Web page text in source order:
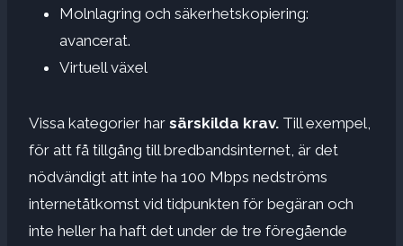
Molnlagring och säkerhetskopiering:
avancerat.
Virtuell växel
Vissa kategorier har särskilda krav. Till exempel,
för att få tillgång till bredbandsinternet, är det
nödvändigt att inte ha 100 Mbps nedströms
internetåtkomst vid tidpunkten för begäran och
inte heller ha haft det under de tre föregående